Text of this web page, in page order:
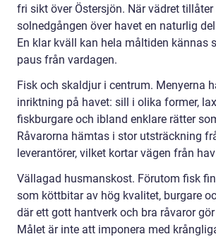
fri sikt över Östersjön. När vädret tillåter
solnedgången över havet en naturlig
En klar kväll kan hela måltiden kännas
paus från vardagen.
Fisk och skaldjur i centrum. Menyerna
inriktning på havet: sill i olika former,
fiskburgare och ibland enklare rätter
Råvarorna hämtas i stor utsträckning
leverantörer, vilket kortar vägen från
Vällagad husmanskost. Förutom fisk
som köttbitar av hög kvalitet, burgare
där ett gott hantverk och bra råvaror
Målet är inte att imponera med